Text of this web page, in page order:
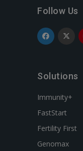
Follow Us
Solutions
Immunity+
FastStart
Fertility First
Genomax